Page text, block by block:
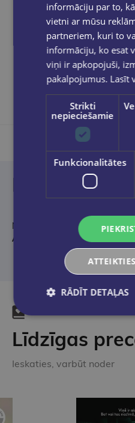
Dalies sociālajos tīklos:
Produkta
No krievu valodas tulkojuši
Āboliņš
Līdzīgas
Ieskaties, varbūt noder
informāciju par to,
vietni ar mūsu
partneriem, kuri to
informāciju, ko esat
viņi ir apkopojuši,
pakalpojumus. Lasīt
Strikti
nepieciešamie
Funkcionalitātes
RĀDĪT DETAĻAS